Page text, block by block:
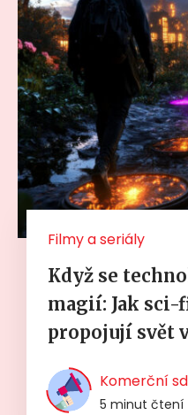
Filmy a seriály
Když se
magií: Jak sci-
propojují svět
Komerční
5 minut čtení